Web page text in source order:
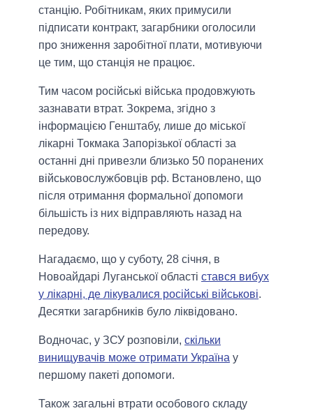
станцію. Робітникам, яких примусили
підписати контракт, загарбники оголосили
про зниження заробітної плати, мотивуючи
це тим, що станція не працює.
Тим часом російські війська продовжують
зазнавати втрат. Зокрема, згідно з
інформацією Генштабу, лише до міської
лікарні Токмака Запорізької області за
останні дні привезли близько 50 поранених
військовослужбовців рф. Встановлено, що
після отримання формальної допомоги
більшість із них відправляють назад на
передову.
Нагадаємо, що у суботу, 28 січня, в
Новоайдарі Луганської області стався вибух
у лікарні, де лікувалися російські військові.
Десятки загарбників було ліквідовано.
Водночас, у ЗСУ розповіли, скільки
винищувачів може отримати Україна у
першому пакеті допомоги.
Також загальні втрати особового складу